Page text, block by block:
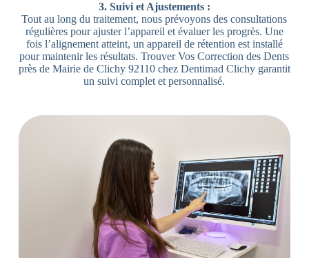
3. Suivi et Ajustements :
Tout au long du traitement, nous prévoyons des consultations
régulières pour ajuster l’appareil et évaluer les progrès. Une
fois l’alignement atteint, un appareil de rétention est installé
pour maintenir les résultats. Trouver Vos Correction des Dents
près de Mairie de Clichy 92110 chez Dentimad Clichy garantit
un suivi complet et personnalisé.